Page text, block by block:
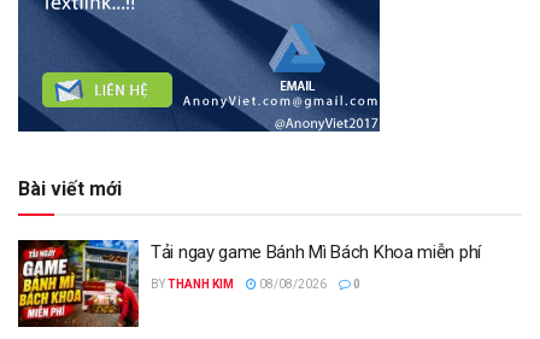
Bài viết mới
Tải ngay game Bánh Mì Bách Khoa miễn phí
BYTHANH KIM 08/08/2026 0